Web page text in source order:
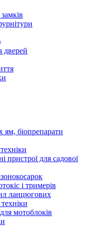
дверей
ям, біопрепарати
пристрої для садової
і тримерів
ланцюгових
мотоблоків